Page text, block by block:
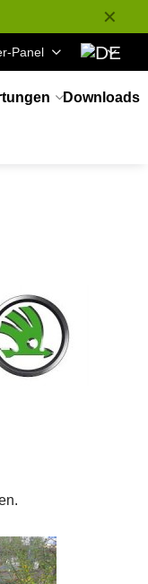
✕
Panel
Downloads